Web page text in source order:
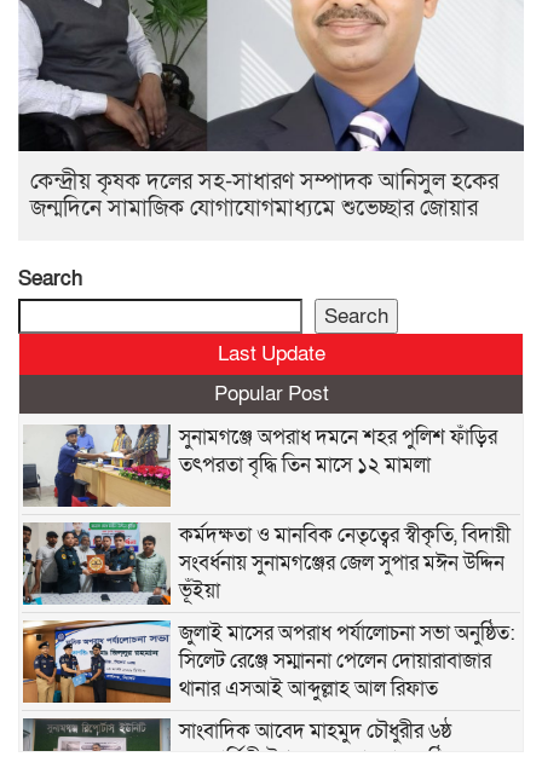
কেন্দ্রীয় কৃষক দলের সহ-সাধারণ সম্পাদক আনিসুল হকের
জন্মদিনে সামাজিক যোগাযোগমাধ্যমে শুভেচ্ছার জোয়ার
Search
Search
Last Update
Popular Post
সুনামগঞ্জে অপরাধ দমনে শহর পুলিশ ফাঁড়ির
তৎপরতা বৃদ্ধি তিন মাসে ১২ মামলা
কর্মদক্ষতা ও মানবিক নেতৃত্বের স্বীকৃতি, বিদায়ী
সংবর্ধনায় সুনামগঞ্জের জেল সুপার মঈন উদ্দিন
ভূঁইয়া
জুলাই মাসের অপরাধ পর্যালোচনা সভা অনুষ্ঠিত:
সিলেট রেঞ্জে সম্মাননা পেলেন দোয়ারাবাজার
থানার এসআই আব্দুল্লাহ আল রিফাত
সাংবাদিক আবেদ মাহমুদ চৌধুরীর ৬ষ্ঠ
মৃত্যুবার্ষিকী উপলক্ষে স্মরণসভা অনুষ্ঠিত